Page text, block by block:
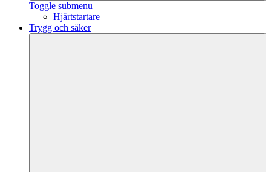
Toggle submenu
Hjärtstartare
Trygg och säker